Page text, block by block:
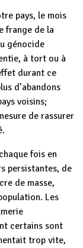
pays, le mois
frange de la
génocide
à tort ou à
durant ce
d’abandons
voisins;
de rassurer
fois en
persistantes, de
de masse,
Les
certains sont
trop vite,